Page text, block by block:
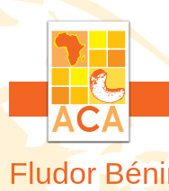
Fludor